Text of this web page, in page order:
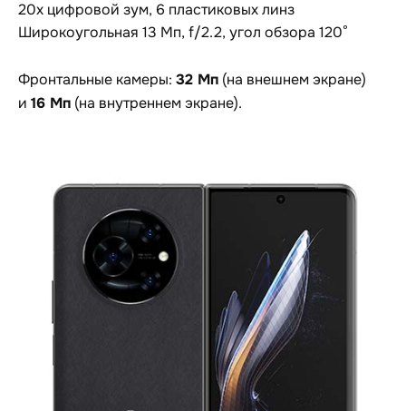
20x цифровой зум, 6 пластиковых линз
Широкоугольная 13 Мп, f/2.2, угол обзора 120°
Фронтальные камеры: 32 Мп (на внешнем экране)
и 16 Мп (на внутреннем экране).